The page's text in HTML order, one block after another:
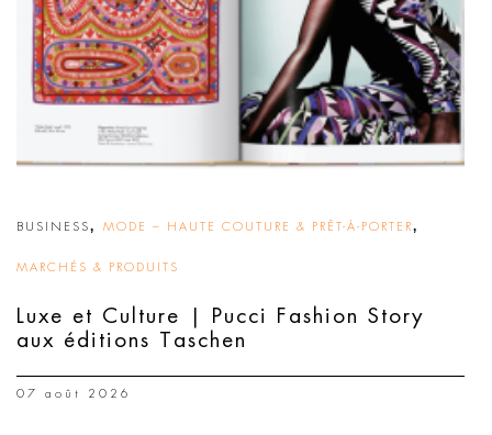
BUSINESS, MODE – HAUTE COUTURE & PRÊT-À-PORTER,
MARCHÉS & PRODUITS
Luxe et Culture | Pucci Fashion Story
aux éditions Taschen
07 août 2026